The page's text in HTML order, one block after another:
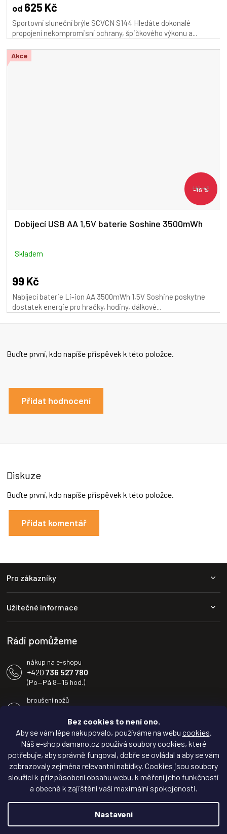
Bez cookies to není ono.
Aby se vám lépe nakupovalo, používáme na webu cookies.
Náš e-shop damano.cz používá soubory cookies, které
potřebuje, aby správně fungoval, dobře se ovládal a aby se vám
zobrazovaly zejména relevantní nabídky. Cookies jsou soubory
sloužící k přizpůsobení obsahu webu, k měření jeho funkčnosti
a obecně k zajištění vaší maximální spokojenosti.
Nastavení
od 625 Kč
Sportovní sluneční brýle SCVCN S144 Hledáte dokonalé
propojení nekompromisní ochrany, špičkového výkonu a...
Akce
119 Kč
–16 %
Dobíjecí USB AA 1,5V baterie Soshine 3500mWh
Skladem
99 Kč
Nabíjecí baterie Li-ion AA 3500mWh 1,5V Soshine poskytne
dostatek energie pro hračky, hodiny, dálkové...
Buďte první, kdo napíše příspěvek k této položce.
Přidat hodnocení
Diskuze
Buďte první, kdo napíše příspěvek k této položce.
Přidat komentář
Pro zákazníky
Užitečné informace
Rádi pomůžeme
nákup na e-shopu
+420 736 527 780
(Po—Pá 8—16 hod.)
broušení nožů
(Po—Pá 8—16 hod.)
info@damano.cz
Sledujte novinky na
Facebooku
Inspirujte se na
Instagramu